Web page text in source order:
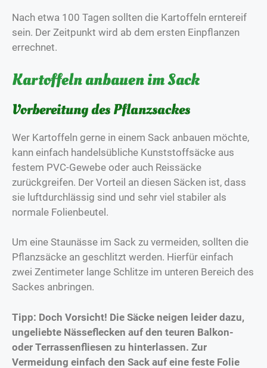
Nach etwa 100 Tagen sollten die Kartoffeln erntereif
sein. Der Zeitpunkt wird ab dem ersten Einpflanzen
errechnet.
Kartoffeln anbauen im Sack
Vorbereitung des Pflanzsackes
Wer Kartoffeln gerne in einem Sack anbauen möchte,
kann einfach handelsübliche Kunststoffsäcke aus
festem PVC-Gewebe oder auch Reissäcke
zurückgreifen. Der Vorteil an diesen Säcken ist, dass
sie luftdurchlässig sind und sehr viel stabiler als
normale Folienbeutel.
Um eine Staunässe im Sack zu vermeiden, sollten die
Pflanzsäcke an geschlitzt werden. Hierfür einfach
zwei Zentimeter lange Schlitze im unteren Bereich des
Sackes anbringen.
Tipp: Doch Vorsicht! Die Säcke neigen leider dazu,
ungeliebte Nässeflecken auf den teuren Balkon-
oder Terrassenfliesen zu hinterlassen. Zur
Vermeidung einfach den Sack auf eine feste Folie